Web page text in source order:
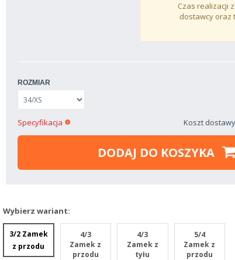
Czas realizacji
dostawcy oraz
ROZMIAR
Koszt
Specyfikacja
DODAJ DO KOSZYKA
Wybierz wariant:
3/2 Zamek
z przodu
4/3
Zamek z
przodu
4/3
Zamek z
tyłu
5/4
Zamek z
przodu